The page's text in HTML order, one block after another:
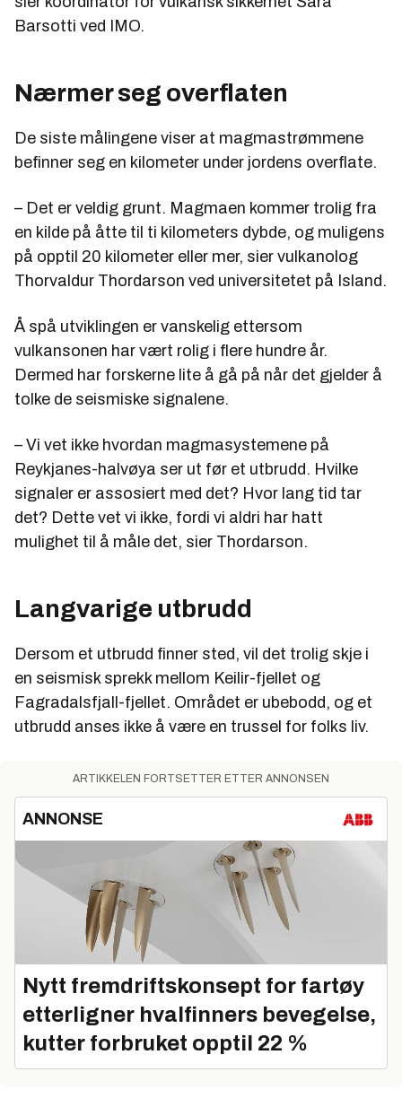
Barsotti ved IMO.
Nærmer seg overflaten
De siste målingene viser at magmastrømmene
befinner seg en kilometer under jordens overflate.
– Det er veldig grunt. Magmaen kommer trolig fra
en kilde på åtte til ti kilometers dybde, og muligens
på opptil 20 kilometer eller mer, sier vulkanolog
Thorvaldur Thordarson ved universitetet på Island.
Å spå utviklingen er vanskelig ettersom
vulkansonen har vært rolig i flere hundre år.
Dermed har forskerne lite å gå på når det gjelder å
tolke de seismiske signalene.
– Vi vet ikke hvordan magmasystemene på
Reykjanes-halvøya ser ut før et utbrudd. Hvilke
signaler er assosiert med det? Hvor lang tid tar
det? Dette vet vi ikke, fordi vi aldri har hatt
mulighet til å måle det, sier Thordarson.
Langvarige utbrudd
Dersom et utbrudd finner sted, vil det trolig skje i
en seismisk sprekk mellom Keilir-fjellet og
Fagradalsfjall-fjellet. Området er ubebodd, og et
utbrudd anses ikke å være en trussel for folks liv.
ARTIKKELEN FORTSETTER ETTER ANNONSEN
ANNONSE
Nytt fremdriftskonsept for fartøy
etterligner hvalfinners bevegelse,
kutter forbruket opptil 22 %